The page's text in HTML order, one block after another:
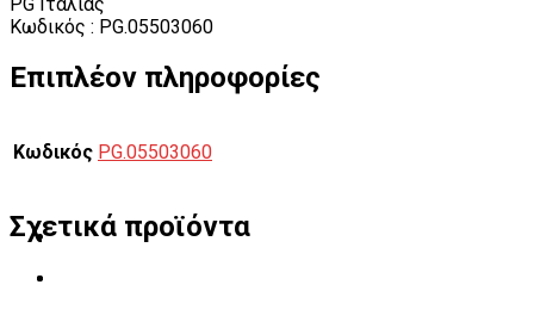
Κωδικός : PG.05503060
Επιπλέον πληροφορίες
Κωδικός PG.05503060
Σχετικά προϊόντα